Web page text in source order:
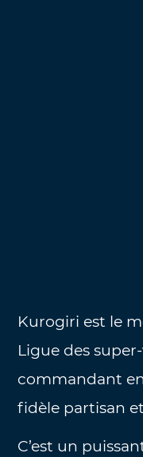
Kurogiri est le
Ligue des
commandant
fidèle partisan
C’est un